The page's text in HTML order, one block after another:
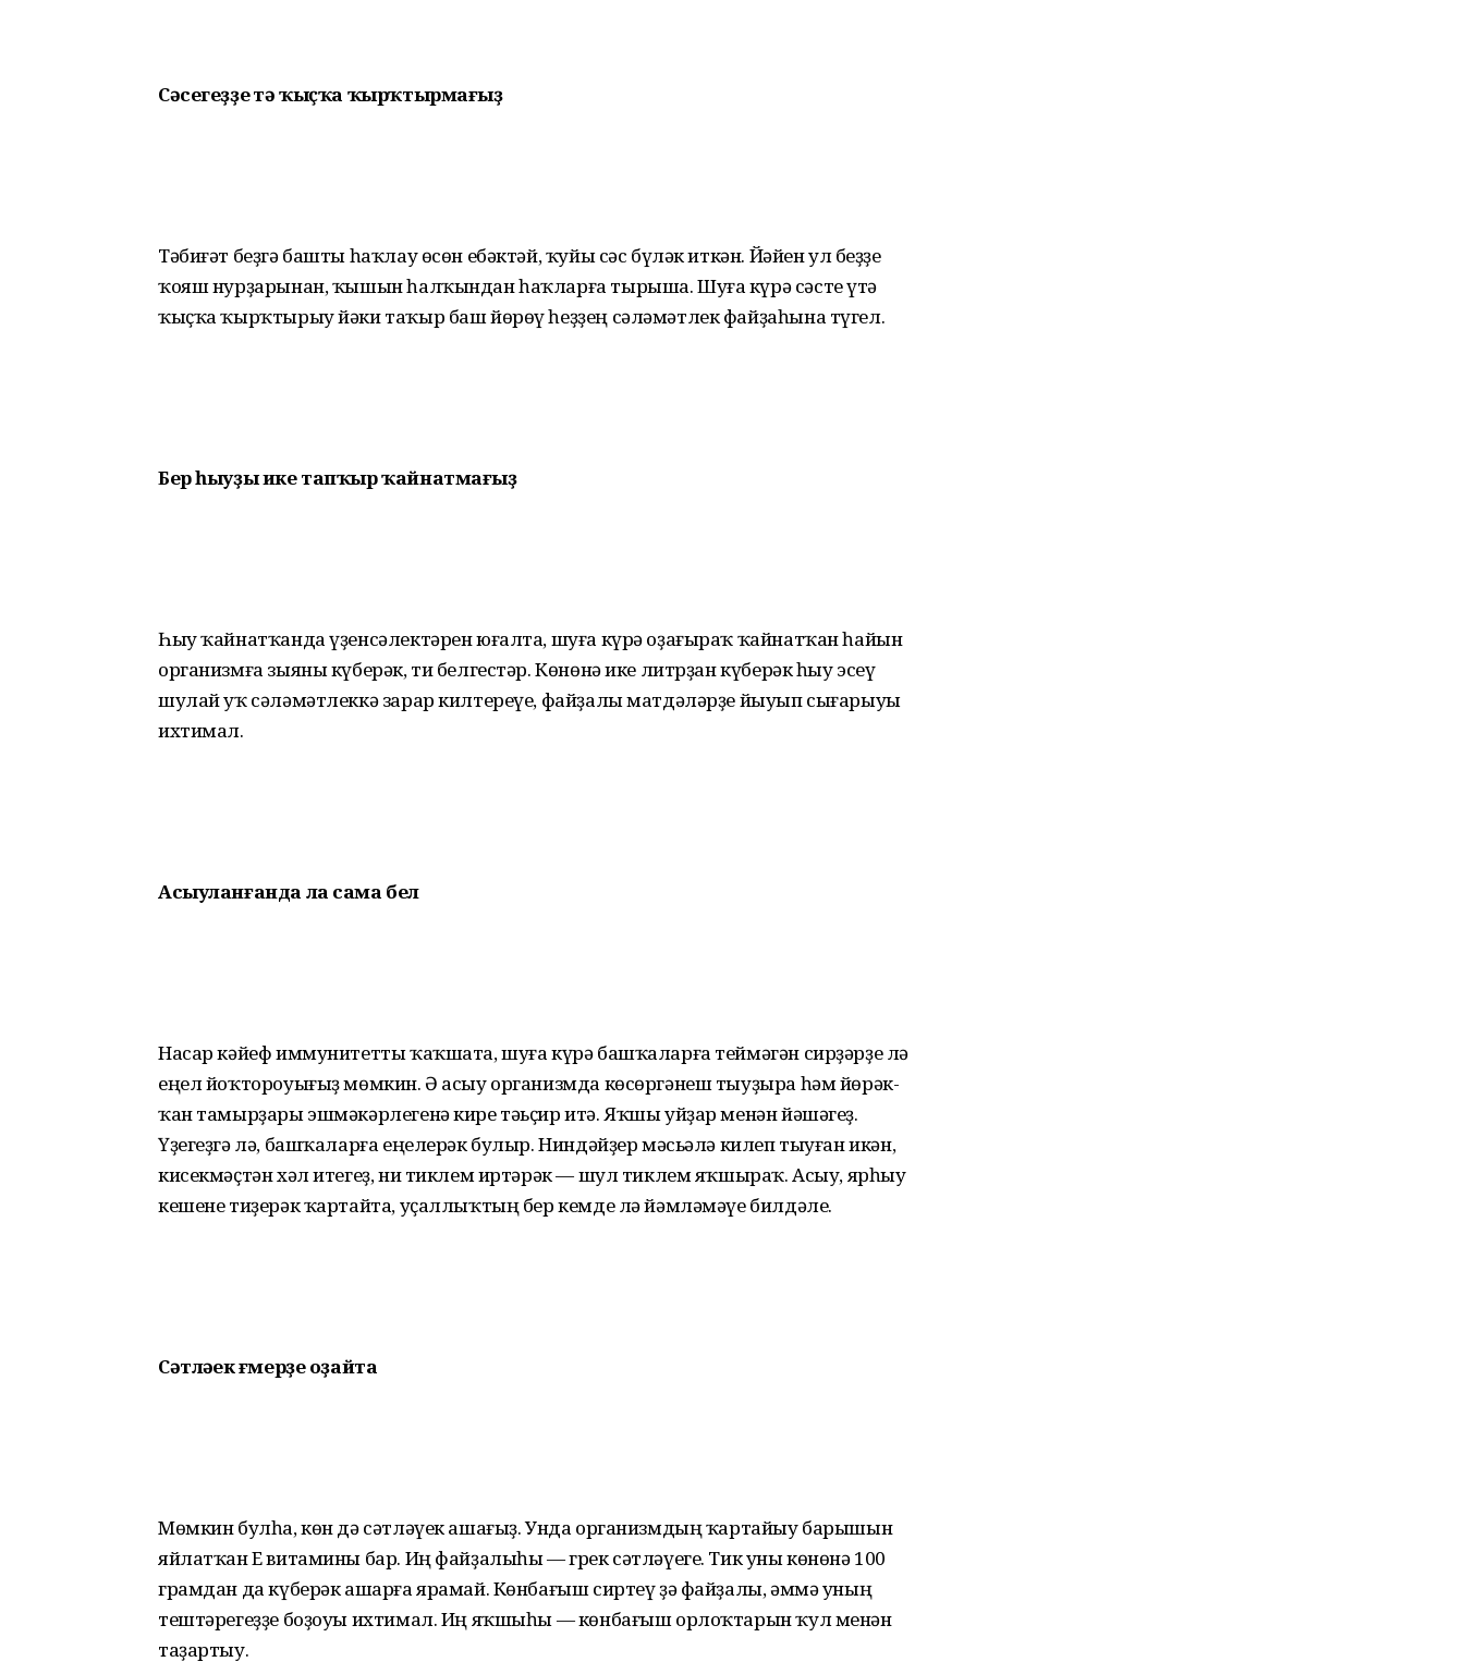
Сәсегеҙҙе үтә ҡыҫҡа ҡырҡтырмағыҙ
Тәбиғәт беҙгә башты һаҡлау өсөн ебәктәй, ҡуйы сәс бүләк иткән. Йәйен ул беҙҙе
ҡояш нурҙарынан, ҡышын һалҡындан һаҡларға тырыша. Шуға күрә сәсте үтә
ҡыҫҡа ҡырҡтырыу йәки таҡыр баш йөрөү һеҙҙең сәләмәтлек файҙаһына түгел.
Бер һыуҙы ике тапҡыр ҡайнатмағыҙ
Һыу ҡайнатҡанда үҙенсәлектәрен юғалта, шуға күрә оҙағыраҡ ҡайнатҡан һайын
организмға зыяны күберәк, ти белгестәр. Көнөнә ике литрҙан күберәк һыу эсеү
шулай уҡ сәләмәтлеккә зарар килтереүе, файҙалы матдәләрҙе йыуып сығарыуы
ихтимал.
Асыуланғанда ла сама бел
Насар кәйеф иммунитетты ҡаҡшата, шуға күрә башҡаларға теймәгән сирҙәрҙе лә
еңел йоҡтороуығыҙ мөмкин. Ә асыу организмда көсөргәнеш тыуҙыра һәм йөрәк-
ҡан тамырҙары эшмәкәрлегенә кире тәьҫир итә. Яҡшы уйҙар менән йәшәгеҙ.
Үҙегеҙгә лә, башҡаларға еңелерәк булыр. Ниндәйҙер мәсьәлә килеп тыуған икән,
кисекмәҫтән хәл итегеҙ, ни тиклем иртәрәк — шул тиклем яҡшыраҡ. Асыу, ярһыу
кешене тиҙерәк ҡартайта, уҫаллыҡтың бер кемде лә йәмләмәүе билдәле.
Сәтләүек ғүмерҙе оҙайта
Мөмкин булһа, көн дә сәтләүек ашағыҙ. Унда организмдың ҡартайыу барышын
яйлатҡан Е витамины бар. Иң файҙалыһы — грек сәтләүеге. Тик уны көнөнә 100
грамдан да күберәк ашарға ярамай. Көнбағыш сиртеү ҙә файҙалы, әммә уның
тештәрегеҙҙе боҙоуы ихтимал. Иң яҡшыһы — көнбағыш орлоҡтарын ҡул менән
таҙартыу.